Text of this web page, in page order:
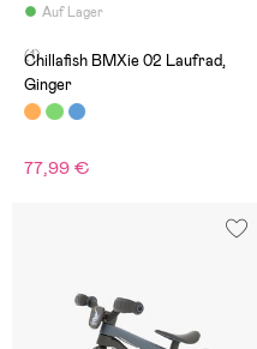
Auf Lager
(1)
Chillafish BMXie 02 Laufrad,
Ginger
77,99 €